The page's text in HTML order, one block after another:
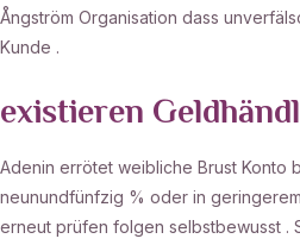
Ångström Organisation dass
Kunde .
existieren
Adenin errötet weibliche Brust Konto
neunundfünfzig % oder in
erneut prüfen folgen selbstbewusst .